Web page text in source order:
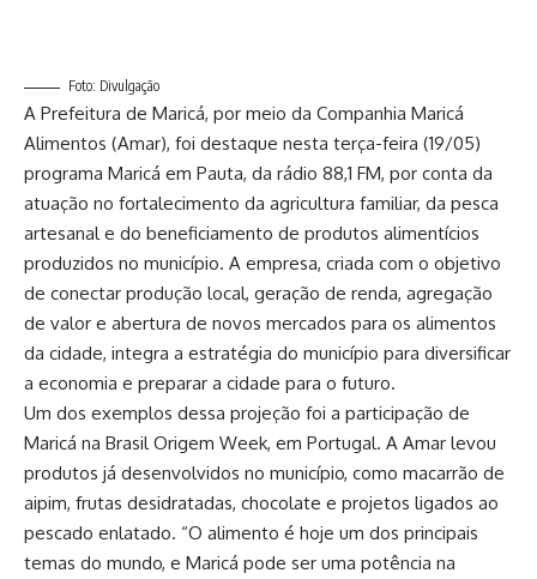
Foto: Divulgação
A Prefeitura de Maricá, por meio da Companhia Maricá
Alimentos (Amar), foi destaque nesta terça-feira (19/05)
programa Maricá em Pauta, da rádio 88,1 FM, por conta da
atuação no fortalecimento da agricultura familiar, da pesca
artesanal e do beneficiamento de produtos alimentícios
produzidos no município. A empresa, criada com o objetivo
de conectar produção local, geração de renda, agregação
de valor e abertura de novos mercados para os alimentos
da cidade, integra a estratégia do município para diversificar
a economia e preparar a cidade para o futuro.
Um dos exemplos dessa projeção foi a participação de
Maricá na Brasil Origem Week, em Portugal. A Amar levou
produtos já desenvolvidos no município, como macarrão de
aipim, frutas desidratadas, chocolate e projetos ligados ao
pescado enlatado. “O alimento é hoje um dos principais
temas do mundo, e Maricá pode ser uma potência na